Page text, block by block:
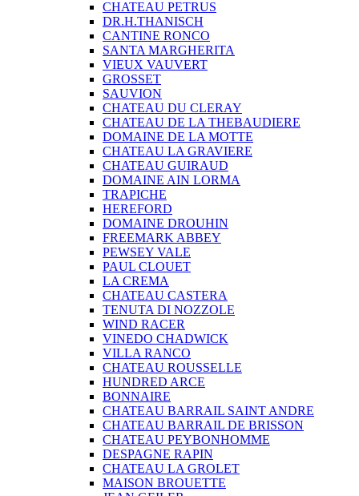
CHATEAU PETRUS
DR.H.THANISCH
CANTINE RONCO
SANTA MARGHERITA
VIEUX VAUVERT
GROSSET
SAUVION
CHATEAU DU CLERAY
CHATEAU DE LA THEBAUDIERE
DOMAINE DE LA MOTTE
CHATEAU LA GRAVIERE
CHATEAU GUIRAUD
DOMAINE AIN LORMA
TRAPICHE
HEREFORD
DOMAINE DROUHIN
FREEMARK ABBEY
PEWSEY VALE
PAUL CLOUET
LA CREMA
CHATEAU CASTERA
TENUTA DI NOZZOLE
WIND RACER
VINEDO CHADWICK
VILLA RANCO
CHATEAU ROUSSELLE
HUNDRED ARCE
BONNAIRE
CHATEAU BARRAIL SAINT ANDRE
CHATEAU BARRAIL DE BRISSON
CHATEAU PEYBONHOMME
DESPAGNE RAPIN
CHATEAU LA GROLET
MAISON BROUETTE